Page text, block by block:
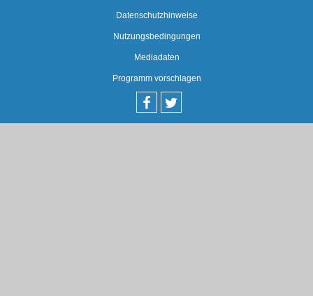
Datenschutzhinweise
Nutzungsbedingungen
Mediadaten
Programm vorschlagen